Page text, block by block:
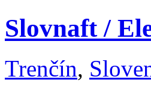
Slovnaft /
Trenčín,